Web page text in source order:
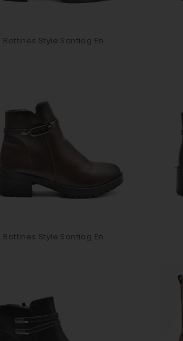
Bottines Style Santiag En...
Bottines Style Santiag En...